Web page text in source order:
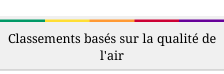
Classements basés sur la qualité de
l'air